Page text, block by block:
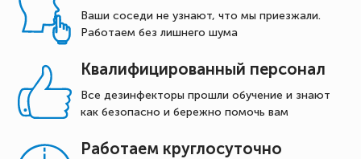
Ваши соседи не узнают, что мы приезжали.
Работаем без лишнего шума
Квалифицированный персонал
Все дезинфекторы прошли обучение и знают
как безопасно и бережно помочь вам
Работаем круглосуточно